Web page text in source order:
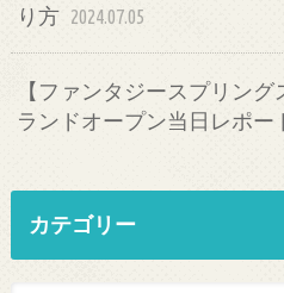
り方 2024.07.05
【ファンタジースプリン
ランドオープン当日レポー
カテゴリー